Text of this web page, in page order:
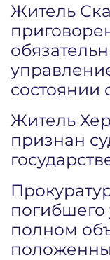
Житель
состоянии
Житель
признан
погибшего
полном